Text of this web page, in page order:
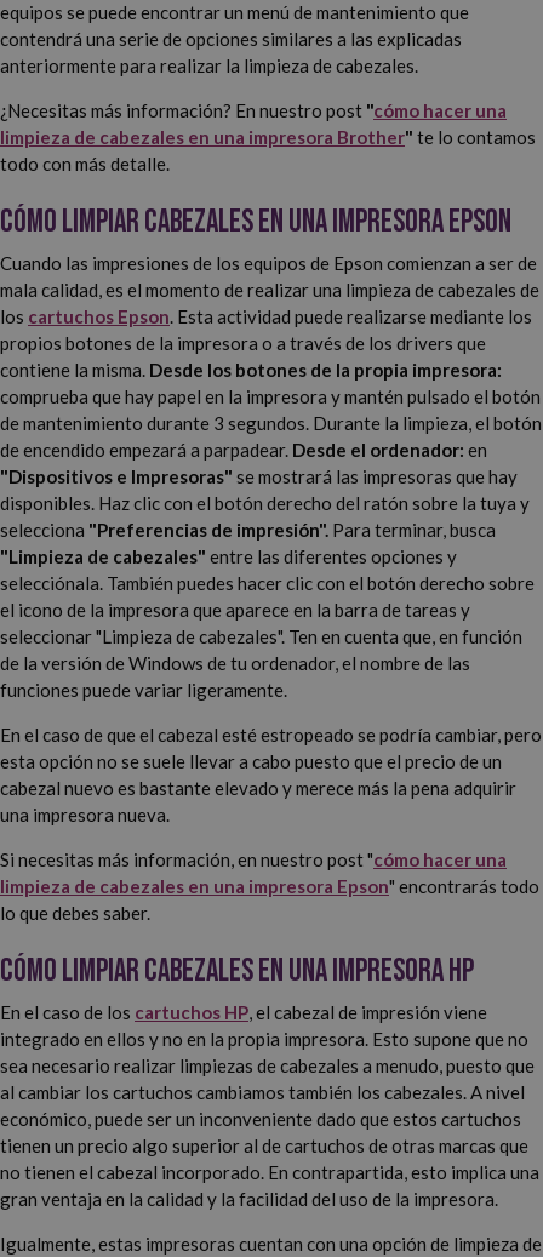
equipos se puede encontrar un menú de mantenimiento que
contendrá una serie de opciones similares a las explicadas
anteriormente para realizar la limpieza de cabezales.
¿Necesitas más información? En nuestro post "cómo hacer una
limpieza de cabezales en una impresora Brother" te lo contamos
todo con más detalle.
Cómo limpiar cabezales en una impresora Epson
Cuando las impresiones de los equipos de Epson comienzan a ser de
mala calidad, es el momento de realizar una limpieza de cabezales de
los cartuchos Epson. Esta actividad puede realizarse mediante los
propios botones de la impresora o a través de los drivers que
contiene la misma. Desde los botones de la propia impresora:
comprueba que hay papel en la impresora y mantén pulsado el botón
de mantenimiento durante 3 segundos. Durante la limpieza, el botón
de encendido empezará a parpadear. Desde el ordenador: en
"Dispositivos e Impresoras" se mostrará las impresoras que hay
disponibles. Haz clic con el botón derecho del ratón sobre la tuya y
selecciona "Preferencias de impresión". Para terminar, busca
"Limpieza de cabezales" entre las diferentes opciones y
selecciónala. También puedes hacer clic con el botón derecho sobre
el icono de la impresora que aparece en la barra de tareas y
seleccionar "Limpieza de cabezales". Ten en cuenta que, en función
de la versión de Windows de tu ordenador, el nombre de las
funciones puede variar ligeramente.
En el caso de que el cabezal esté estropeado se podría cambiar, pero
esta opción no se suele llevar a cabo puesto que el precio de un
cabezal nuevo es bastante elevado y merece más la pena adquirir
una impresora nueva.
Si necesitas más información, en nuestro post "cómo hacer una
limpieza de cabezales en una impresora Epson" encontrarás todo
lo que debes saber.
Cómo limpiar cabezales en una impresora HP
En el caso de los cartuchos HP, el cabezal de impresión viene
integrado en ellos y no en la propia impresora. Esto supone que no
sea necesario realizar limpiezas de cabezales a menudo, puesto que
al cambiar los cartuchos cambiamos también los cabezales. A nivel
económico, puede ser un inconveniente dado que estos cartuchos
tienen un precio algo superior al de cartuchos de otras marcas que
no tienen el cabezal incorporado. En contrapartida, esto implica una
gran ventaja en la calidad y la facilidad del uso de la impresora.
Igualmente, estas impresoras cuentan con una opción de limpieza de